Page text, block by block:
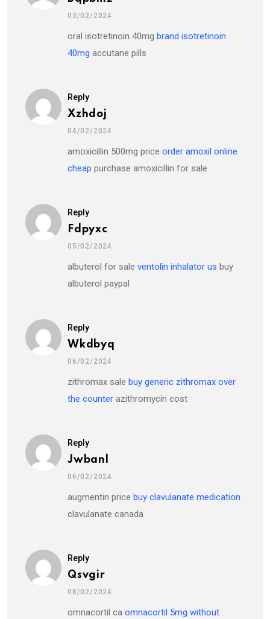
03/02/2024
oral isotretinoin 40mg brand isotretinoin
40mg accutane pills
Reply
Xzhdoj
04/02/2024
amoxicillin 500mg price order amoxil online
cheap purchase amoxicillin for sale
Reply
Fdpyxc
05/02/2024
albuterol for sale ventolin inhalator us buy
albuterol paypal
Reply
Wkdbyq
06/02/2024
zithromax sale buy generic zithromax over
the counter azithromycin cost
Reply
Jwbanl
06/02/2024
augmentin price buy clavulanate medication
clavulanate canada
Reply
Qsvgir
08/02/2024
omnacortil ca omnacortil 5mg without